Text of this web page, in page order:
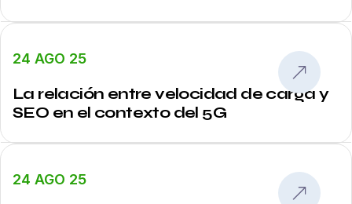
24 AGO 25
La relación entre velocidad de carga y
SEO en el contexto del 5G
24 AGO 25